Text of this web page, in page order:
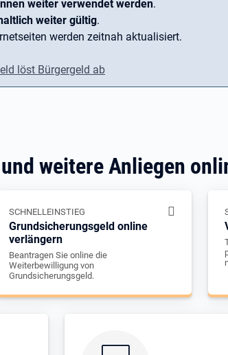
weiter verwendet werden.
weiter gültig.
werden zeitnah aktualisiert.
löst Bürgergeld ab
weitere Anliegen
SCHNELLEINSTIEG
Grundsicherungsgeld online
verlängern
Beantragen Sie online die
Weiterbewilligung von
Grundsicherungsgeld.